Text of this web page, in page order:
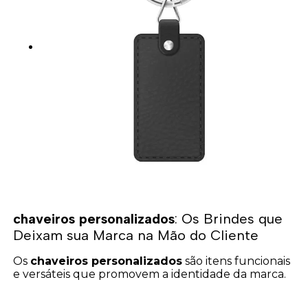
chaveiros personalizados: Os Brindes que
Deixam sua Marca na Mão do Cliente
Os chaveiros personalizados são itens funcionais
e versáteis que promovem a identidade da marca.